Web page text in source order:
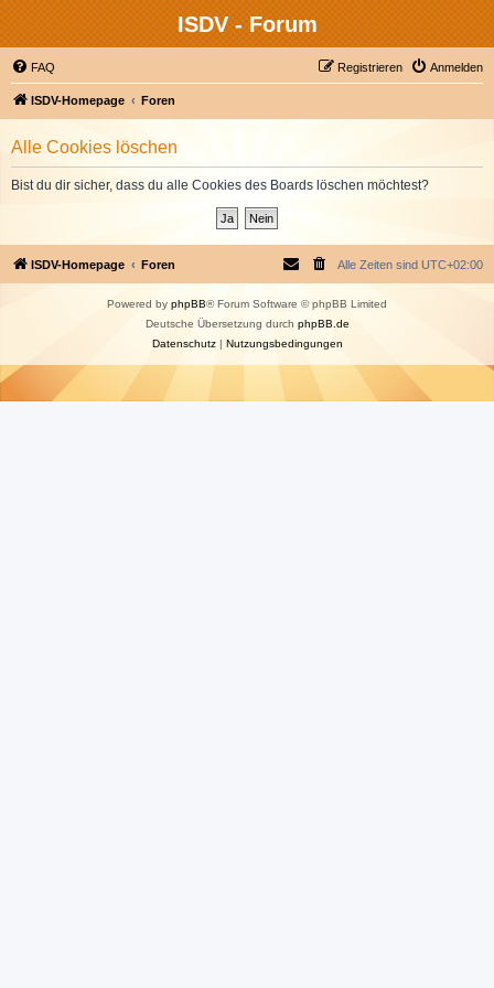
ISDV - Forum
FAQ Anmelden
Registrieren
ISDV-Homepage Foren
Alle Cookies löschen
Bist du dir sicher, dass du alle Cookies des Boards löschen möchtest?
ISDV-Homepage Foren Alle Zeiten sind UTC+02:00
Powered by phpBB® Forum Software © phpBB Limited
Deutsche Übersetzung durch phpBB.de
Datenschutz| Nutzungsbedingungen